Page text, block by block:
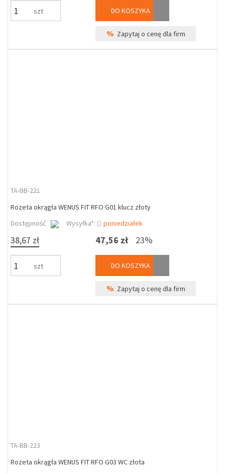
szt DO KOSZYKA
% Zapytaj o cenę dla firm
TA-BB-221
Rozeta okrągła WENUS FIT RFO G01 klucz złoty
Dostępność
Wysyłka*: poniedziałek
38,67 zł
szt
47,56 zł 23%
DO KOSZYKA
% Zapytaj o cenę dla firm
TA-BB-223
Rozeta okrągła WENUS FIT RFO G03 WC złota